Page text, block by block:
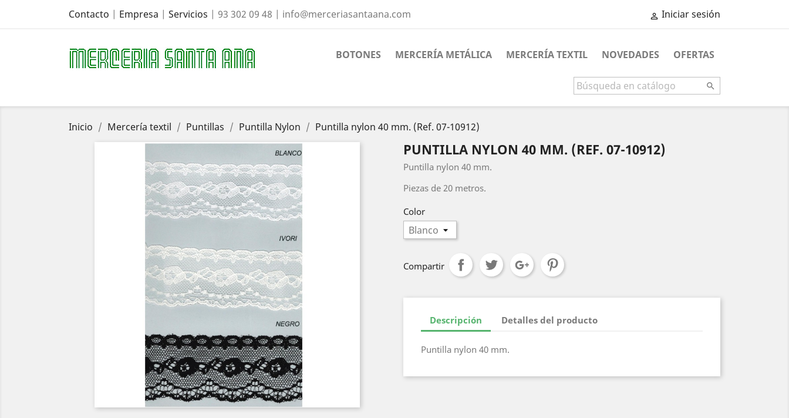
Contacto | Empresa | Servicios | 93 302 09 48 | info@merceriasantaana.com  Iniciar sesión
BOTONES MERCERÍA METÁLICA MERCERÍA TEXTIL NOVEDADES OFERTAS

Inicio Mercería textil Puntillas Puntilla Nylon Puntilla nylon 40 mm. (Ref. 07-10912)
PUNTILLA NYLON 40 MM. (REF. 07-10912)
Puntilla nylon 40 mm.
Piezas de 20 metros.
Color
Compartir
Descripción Detalles del producto
Puntilla nylon 40 mm.